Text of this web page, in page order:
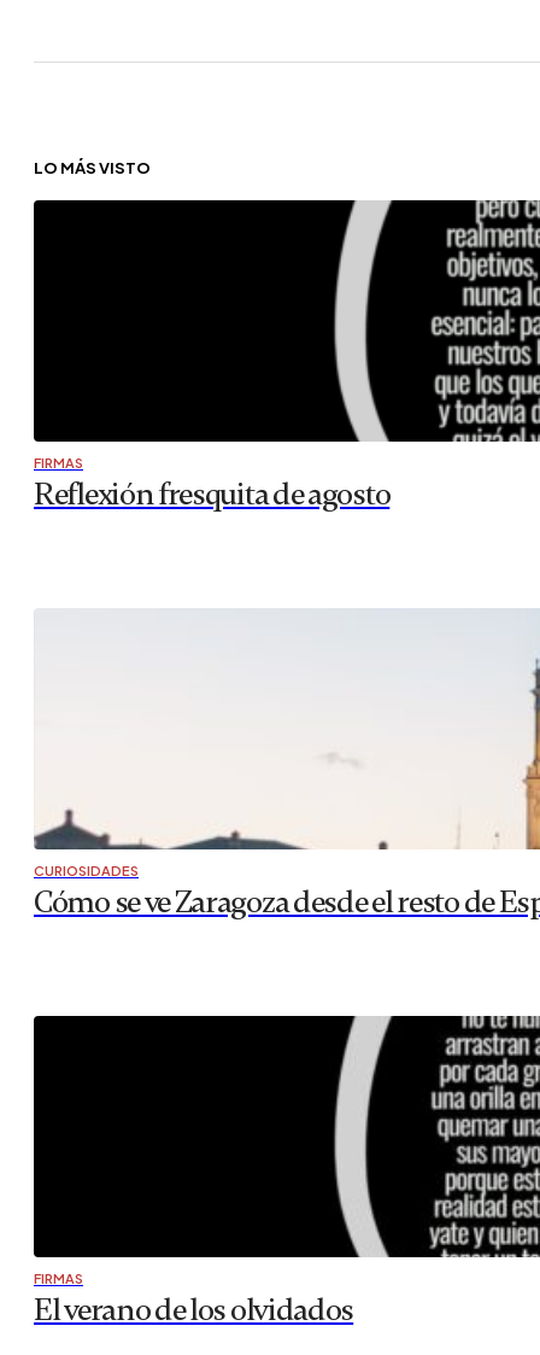
LO MÁS VISTO
FIRMAS
Reflexión fresquita de agosto
CURIOSIDADES
Cómo se ve Zaragoza desde el resto de
FIRMAS
El verano de los olvidados